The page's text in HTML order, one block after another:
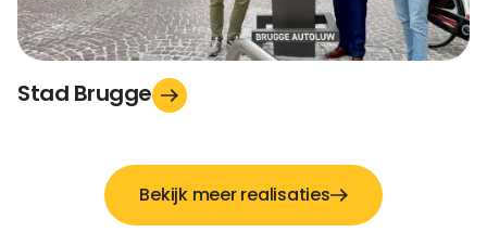
Stad Brugge
Bekijk meer realisaties